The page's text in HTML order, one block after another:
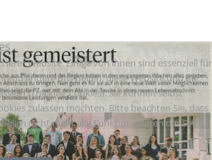
Website. Einige von ihnen sind essenziell für
andere uns helfen, diese Website und die
(Tracking Cookies). Sie können selbst
zulassen möchten. Bitte beachten Sie, dass
nicht mehr alle Funktionalitäten der Seite